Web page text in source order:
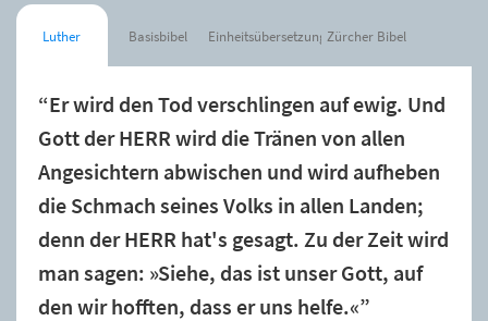
Luther Basisbibel Einheitsübersetzung Zürcher Bibel
“Er wird den Tod verschlingen auf ewig. Und
Gott der HERR wird die Tränen von allen
Angesichtern abwischen und wird aufheben
die Schmach seines Volks in allen Landen;
denn der HERR hat's gesagt. Zu der Zeit wird
man sagen: »Siehe, das ist unser Gott, auf
den wir hofften, dass er uns helfe.«”